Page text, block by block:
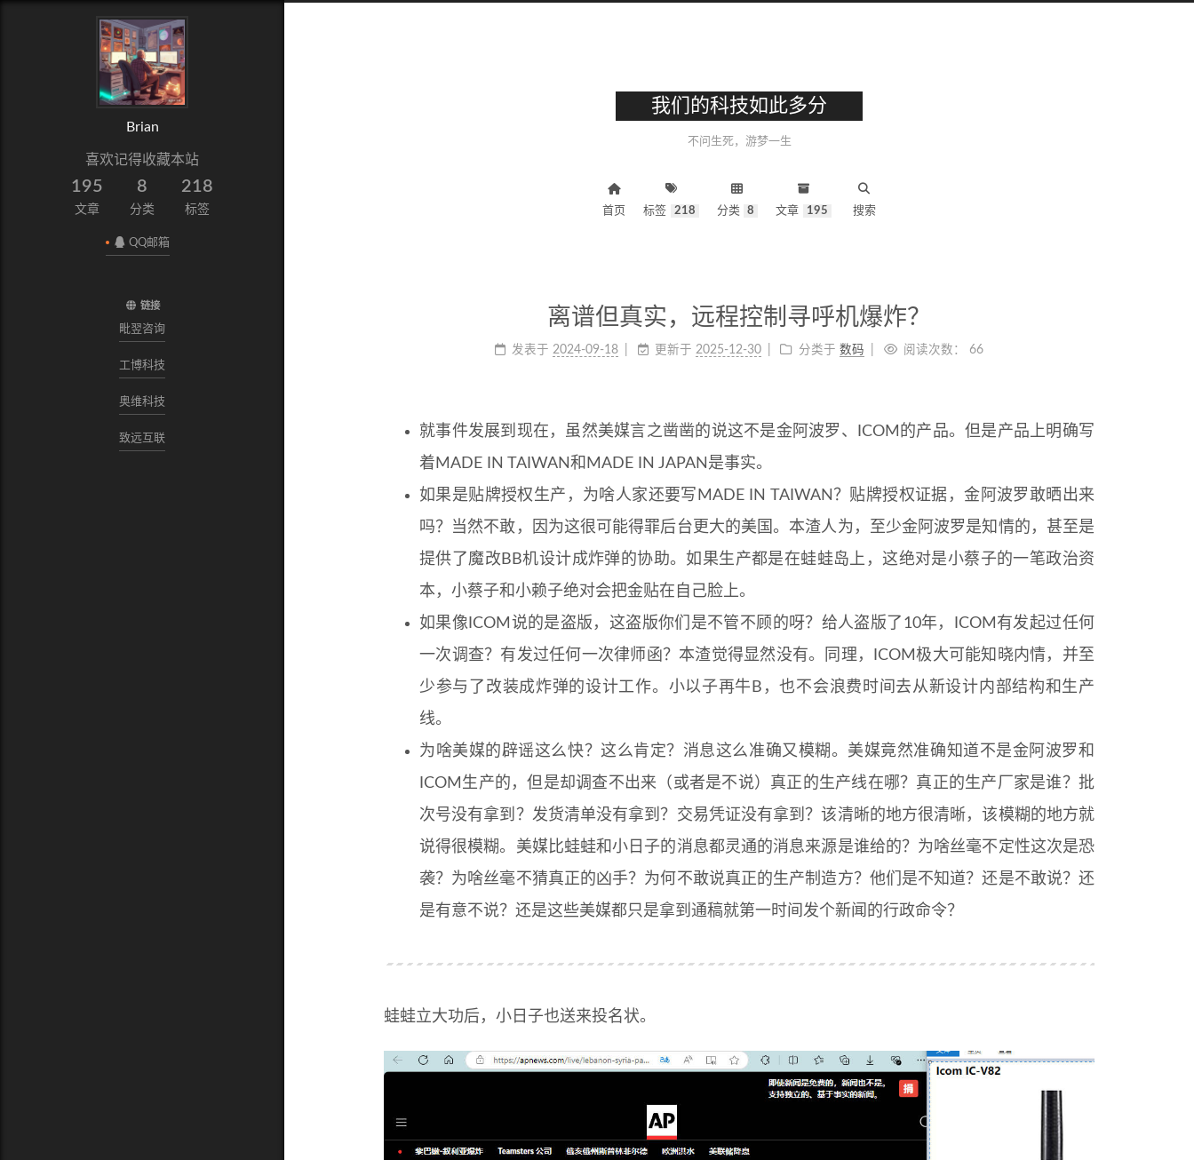
我们的科技如此多分
不问生死，游梦一生
首页 标签 218 分类 8 文章 195 搜索
Brian
喜欢记得收藏本站
195
文章
8
分类
218
标签
QQ邮箱
链接
毗翌咨询
工博科技
奥维科技
致远互联
离谱但真实，远程控制寻呼机爆炸？
发表于 2024-09-18 更新于 2025-12-30 分类于 数码 阅读次数： 66
就事件发展到现在，虽然美媒言之凿凿的说这不是金阿波罗、ICOM的产品。但是产品上明确写
着MADE IN TAIWAN和MADE IN JAPAN是事实。
如果是贴牌授权生产，为啥人家还要写MADE IN TAIWAN？贴牌授权证据，金阿波罗敢晒出来
吗？当然不敢，因为这很可能得罪后台更大的美国。本渣人为，至少金阿波罗是知情的，甚至是
提供了魔改BB机设计成炸弹的协助。如果生产都是在蛙蛙岛上，这绝对是小蔡子的一笔政治资
本，小蔡子和小赖子绝对会把金贴在自己脸上。
如果像ICOM说的是盗版，这盗版你们是不管不顾的呀？给人盗版了10年，ICOM有发起过任何
一次调查？有发过任何一次律师函？本渣觉得显然没有。同理，ICOM极大可能知晓内情，并至
少参与了改装成炸弹的设计工作。小以子再牛B，也不会浪费时间去从新设计内部结构和生产
线。
为啥美媒的辟谣这么快？这么肯定？消息这么准确又模糊。美媒竟然准确知道不是金阿波罗和
ICOM生产的，但是却调查不出来（或者是不说）真正的生产线在哪？真正的生产厂家是谁？批
次号没有拿到？发货清单没有拿到？交易凭证没有拿到？该清晰的地方很清晰，该模糊的地方就
说得很模糊。美媒比蛙蛙和小日子的消息都灵通的消息来源是谁给的？为啥丝毫不定性这次是恐
袭？为啥丝毫不猜真正的凶手？为何不敢说真正的生产制造方？他们是不知道？还是不敢说？还
是有意不说？还是这些美媒都只是拿到通稿就第一时间发个新闻的行政命令？
蛙蛙立大功后，小日子也送来投名状。